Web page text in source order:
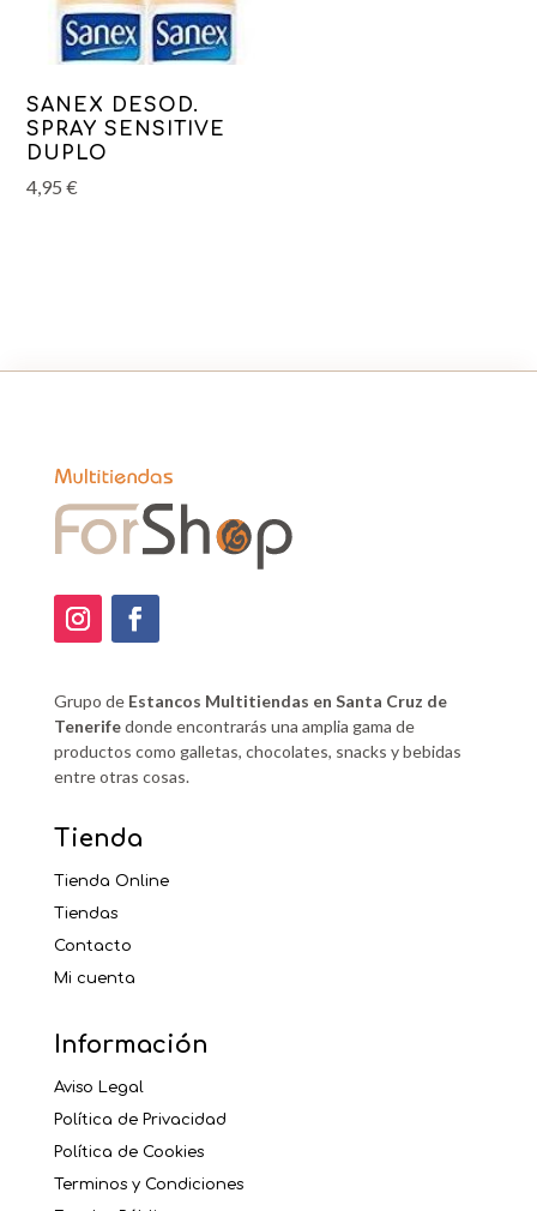
SANEX DESOD.
SPRAY SENSITIVE
DUPLO
4,95€
Grupo de Estancos Multitiendas en Santa Cruz de
Tenerifedonde encontrarás una amplia gama de
productos como galletas, chocolates, snacks y bebidas
entre otras cosas.
Tienda
Tienda Online
Tiendas
Contacto
Mi cuenta
Información
Aviso Legal
Política de Privacidad
Política de Cookies
Terminos y Condiciones